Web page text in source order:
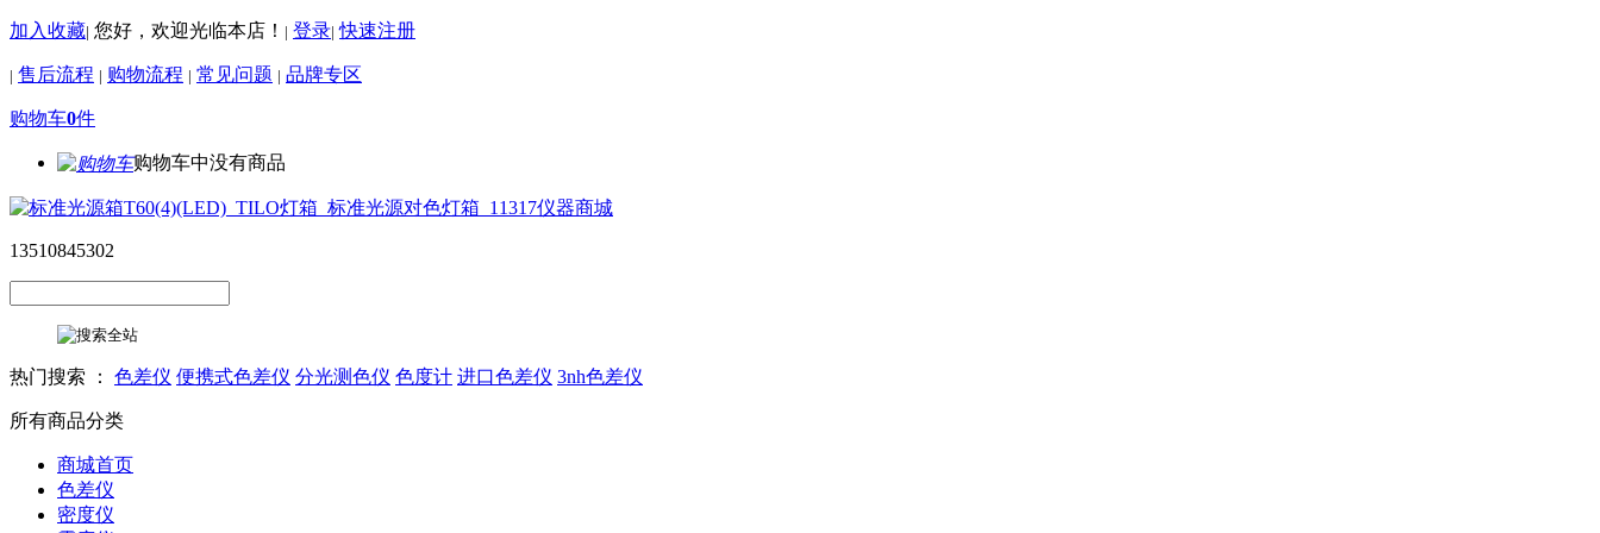
加入收藏| 您好，欢迎光临本店！ | 登录| 快速注册
| 售后流程 | 购物流程 | 常见问题 | 品牌专区
购物车0件
购物车中没有商品
13510845302
热门搜索 ： 色差仪 便携式色差仪 分光测色仪 色度计 进口色差仪 3nh色差仪
所有商品分类
商城首页
色差仪
密度仪